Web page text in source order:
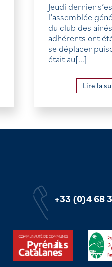
Jeudi dernier
l’assemblée
du club des
adhérents ont
se déplacer
était au[...]
Lire la
+33 (0)4 68